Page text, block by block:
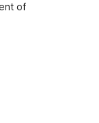
of